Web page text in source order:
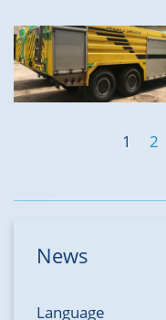
1 2
News
Language